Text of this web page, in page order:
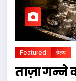
Featured हेल्थ
ताज़ा गन्ने